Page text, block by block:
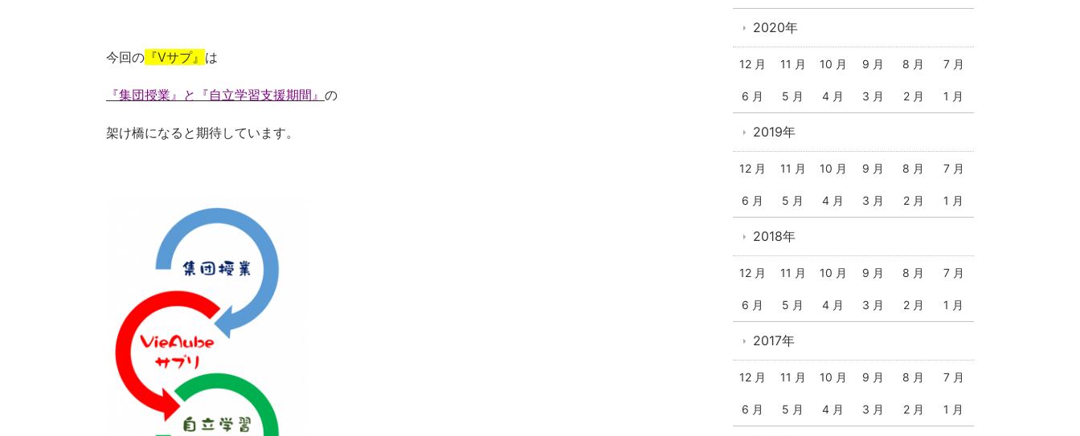
今回の 『Vサプ』 は
『集団授業』と『自立学習支援期間』 の
架け橋になると期待しています。
2020年
12 月 11 月 10 月 9 月 8 月 7 月
6 月 5 月 4 月 3 月 2 月 1 月
2019年
12 月 11 月 10 月 9 月 8 月 7 月
6 月 5 月 4 月 3 月 2 月 1 月
2018年
12 月 11 月 10 月 9 月 8 月 7 月
6 月 5 月 4 月 3 月 2 月 1 月
2017年
12 月 11 月 10 月 9 月 8 月 7 月
6 月 5 月 4 月 3 月 2 月 1 月